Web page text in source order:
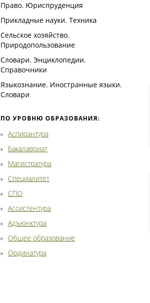
Право. Юриспруденция
Прикладные науки. Техника
Сельское хозяйство.
Природопользование
Словари. Энциклопедии.
Справочники
Языкознание. Иностранные языки.
Словари
ПО УРОВНЮ ОБРАЗОВАНИЯ:
Аспирантура
Бакалавриат
Магистратура
Специалитет
СПО
Ассистентура
Адъюнктура
Общее образование
Ординатура